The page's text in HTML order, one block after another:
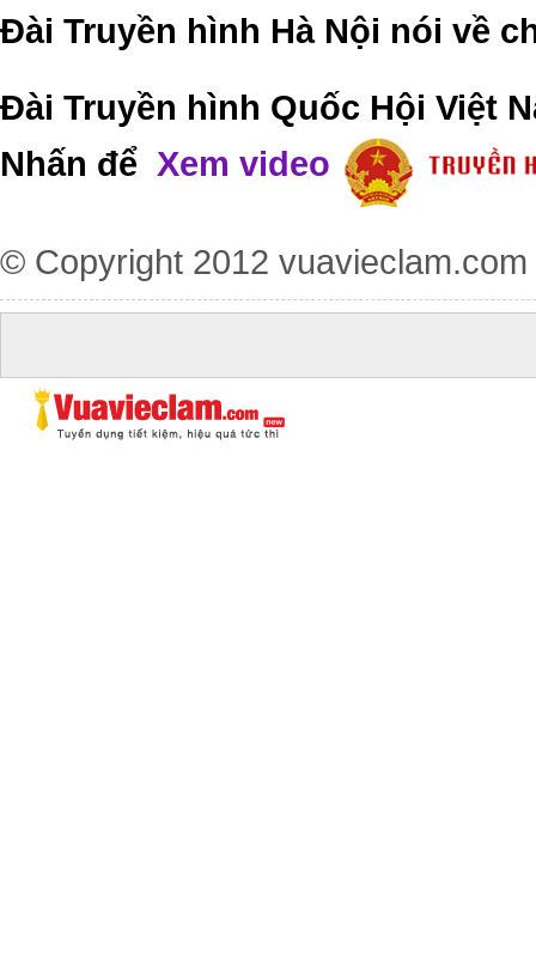
Đài Truyền hình Hà Nội nói về
Đài Truyền hình Quốc Hội Việt
Nhấn để Xem video
© Copyright 2012 vuavieclam.com